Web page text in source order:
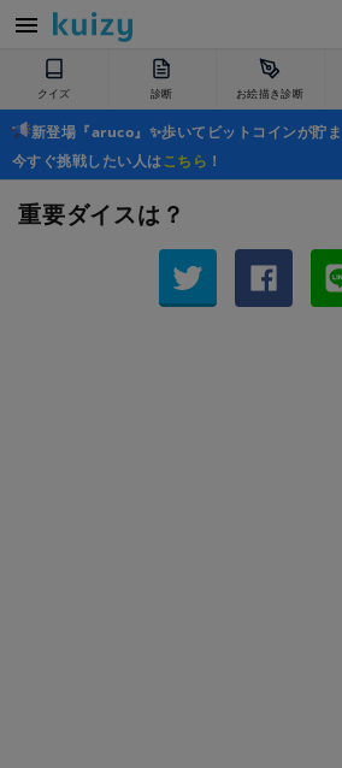
クイズ 診断 お絵描き診断
新登場『aruco』✨歩いてビットコインが貯
今すぐ挑戦したい人はこちら ！
重要ダイスは？